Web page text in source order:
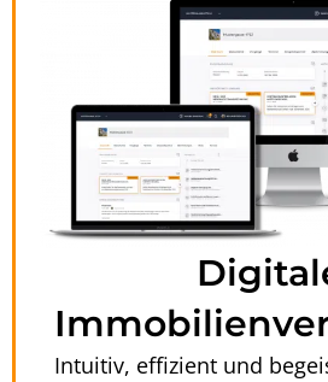
Intuitiv, effizient und